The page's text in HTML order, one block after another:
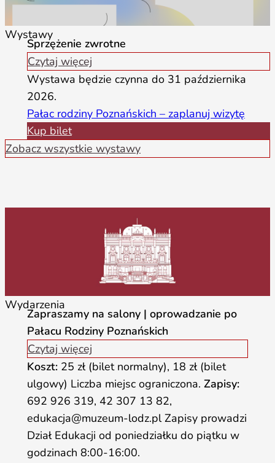
Wystawy
Sprzężenie zwrotne
Czytaj więcej
Wystawa będzie czynna do 31 października
2026.
Pałac rodziny Poznańskich – zaplanuj wizytę
Kup bilet
Zobacz wszystkie wystawy
Wydarzenia
Zapraszamy na salony | oprowadzanie po
Pałacu Rodziny Poznańskich
Czytaj więcej
Koszt: 25 zł (bilet normalny), 18 zł (bilet
ulgowy) Liczba miejsc ograniczona.Zapisy:
692 926 319, 42 307 13 82,
edukacja@muzeum-lodz.pl Zapisy prowadzi
Dział Edukacji od poniedziałku do piątku w
godzinach 8:00-16:00.